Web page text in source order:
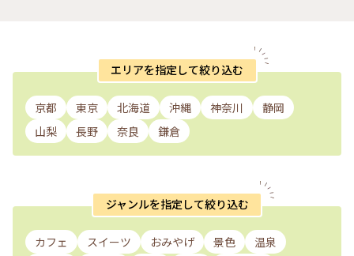
エリアを指定して絞り込む
京都 東京 北海道 沖縄 神奈川
静岡
山梨
長野 奈良 鎌倉
ジャンルを指定して絞り込む
カフェ スイーツ おみやげ 景色
温泉